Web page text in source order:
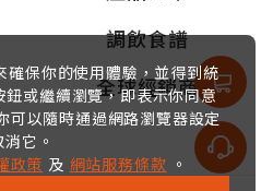
調飲食譜
全球經銷商
保你的使用體驗，並得到統
鈕或繼續瀏覽，即表示你同意
可以隨時通過網路瀏覽器設定
它。
政策 及 網站服務條款 。